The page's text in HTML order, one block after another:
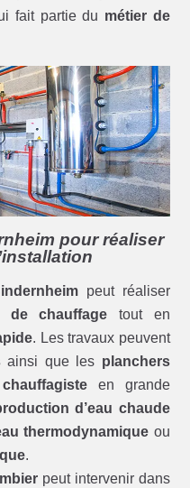
fait partie du métier de
pour réaliser
peut réaliser
de chauffage tout en
. Les travaux peuvent
ainsi que les planchers
en grande
d’eau chaude
thermodynamique ou
.
peut intervenir dans